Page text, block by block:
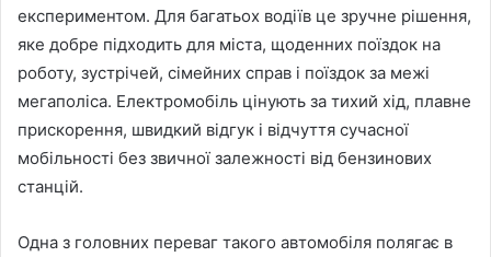
експериментом. Для багатьох водіїв це зручне рішення,
яке добре підходить для міста, щоденних поїздок на
роботу, зустрічей, сімейних справ і поїздок за межі
мегаполіса. Електромобіль цінують за тихий хід, плавне
прискорення, швидкий відгук і відчуття сучасної
мобільності без звичної залежності від бензинових
станцій.
Одна з головних переваг такого автомобіля полягає в